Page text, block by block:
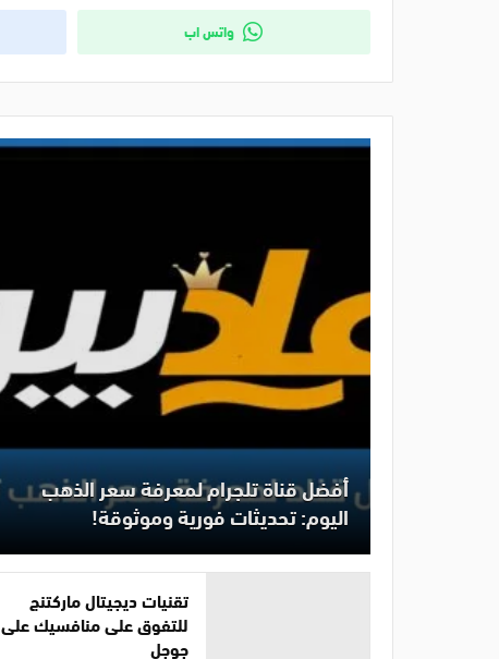
واتس اب
أفضل قناة تلجرام لمعرفة سعر الذهب
اليوم: تحديثات فورية وموثوقة!
تقنيات ديجيتال ماركتنج
للتفوق على منافسيك على
جوجل